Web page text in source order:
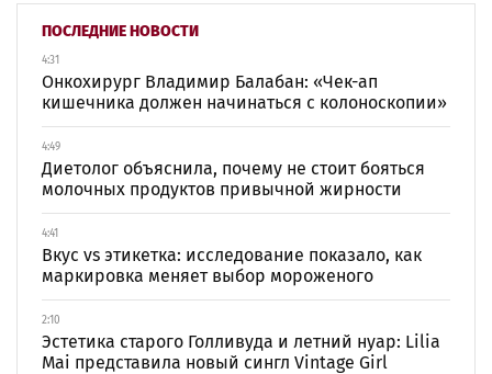
ПОСЛЕДНИЕ НОВОСТИ
4:31
Онкохирург Владимир Балабан: «Чек-ап
кишечника должен начинаться с колоноскопии»
4:49
Диетолог объяснила, почему не стоит бояться
молочных продуктов привычной жирности
4:41
Вкус vs этикетка: исследование показало, как
маркировка меняет выбор мороженого
2:10
Эстетика старого Голливуда и летний нуар: Lilia
Mai представила новый сингл Vintage Girl